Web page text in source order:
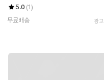
5.0 (1)
무료배송
광고